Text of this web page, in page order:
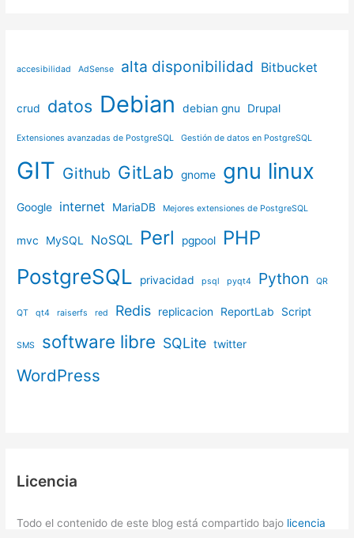
accesibilidad AdSense alta disponibilidad Bitbucket
crud datos Debian debian gnu Drupal
Extensiones avanzadas de PostgreSQL Gestión de datos en PostgreSQL
GIT Github GitLab gnome gnu linux
Google internet MariaDB Mejores extensiones de PostgreSQL
mvc MySQL NoSQL Perl pgpool PHP
PostgreSQL privacidad psql pyqt4 Python QR
QT qt4 raiserfs red Redis replicacion ReportLab Script
SMS software libre SQLite twitter
WordPress
Licencia
Todo el contenido de este blog está compartido bajo licencia